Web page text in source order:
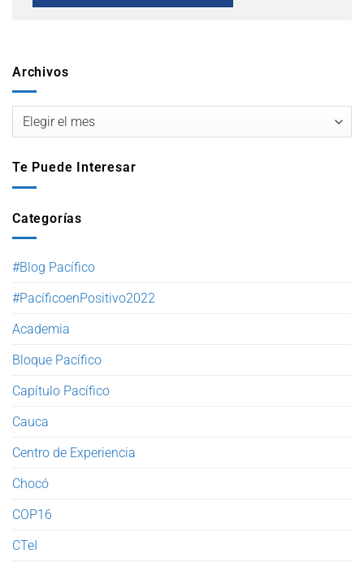
Archivos
Te Puede Interesar
Categorías
#Blog Pacífico
#PacíficoenPositivo2022
Academia
Bloque Pacífico
Capítulo Pacífico
Cauca
Centro de Experiencia
Chocó
COP16
CTeI